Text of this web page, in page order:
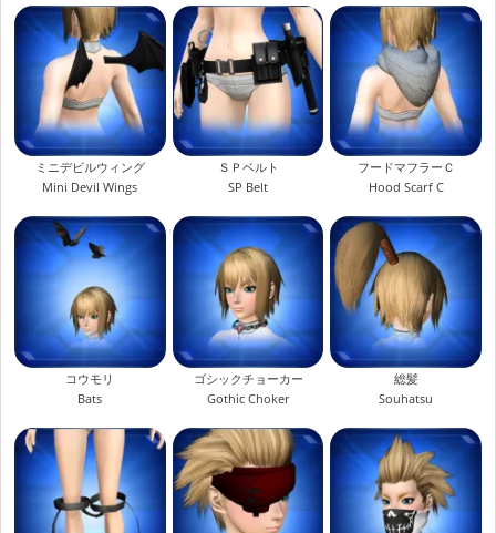
ミニデビルウィング
Mini Devil Wings
ＳＰベルト
SP Belt
フードマフラーＣ
Hood Scarf C
コウモリ
Bats
ゴシックチョーカー
Gothic Choker
総髪
Souhatsu